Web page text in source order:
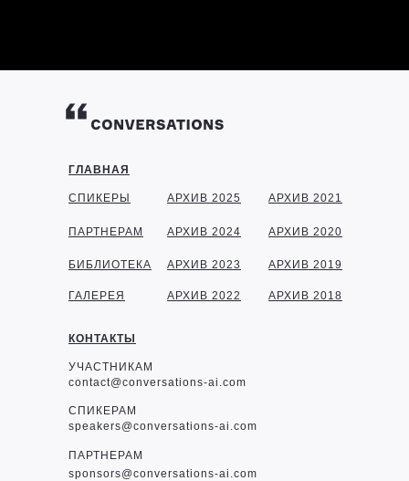
ГЛАВНАЯ
КОНТАКТЫ
СПИКЕРЫ
ПАРТНЕРАМ
БИБЛИОТЕКА
УЧАСТНИКАМ
contact@conversations-ai.com
СПИКЕРАМ
speakers@conversations-ai.com
ПАРТНЕРАМ
sponsors@conversations-ai.com
ГАЛЕРЕЯ
АРХИВ 2025
АРХИВ 2024
АРХИВ 2023
АРХИВ 2022
АРХИВ 2021
АРХИВ 2020
АРХИВ 2019
АРХИВ 2018